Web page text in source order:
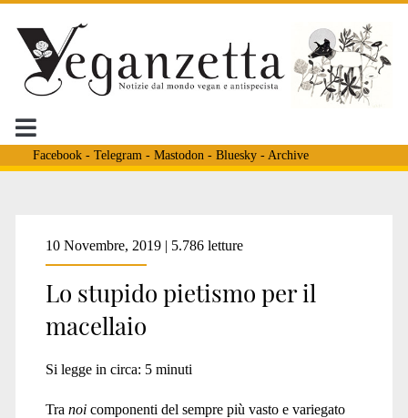
Facebook- Telegram - Mastodon - Bluesky- Archive
Tag:
<span>solidarietà
macellai</span>
10 Novembre, 2019 | 5.786 letture
Lo stupido pietismo per il
macellaio
Si legge in circa: 5 minuti
Tra noicomponenti del sempre più vasto e variegato